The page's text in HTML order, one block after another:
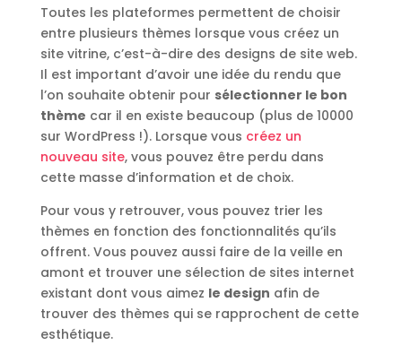
Toutes les plateformes permettent de choisir
entre plusieurs thèmes lorsque vous créez un
site vitrine, c’est-à-dire des designs de site web.
Il est important d’avoir une idée du rendu que
l’on souhaite obtenir pour sélectionner le bon
thème car il en existe beaucoup (plus de 10000
sur WordPress !). Lorsque vous créez un
nouveau site, vous pouvez être perdu dans
cette masse d’information et de choix.
Pour vous y retrouver, vous pouvez trier les
thèmes en fonction des fonctionnalités qu’ils
offrent. Vous pouvez aussi faire de la veille en
amont et trouver une sélection de sites internet
existant dont vous aimez le design afin de
trouver des thèmes qui se rapprochent de cette
esthétique.